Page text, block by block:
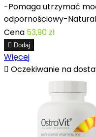
-Pomaga utrzymać
odpornościowy-
Cena 53,90 zł
 Dodaj
Więcej
 Oczekiwanie na